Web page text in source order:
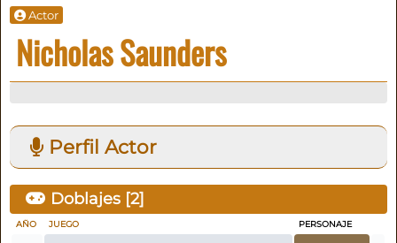
Actor
Nicholas Saunders
Perfil Actor
Doblajes [2]
AÑO JUEGO PERSONAJE